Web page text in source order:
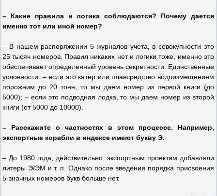
– Какие правила и логика соблюдаются? Почему дается
именно тот или иной номер?
– В нашем распоряжении 5 журналов учета, в совокупности это
25 тысяч номеров. Правил никаких нет и логики тоже, именно это
обеспечивает определенный уровень секретности. Единственные
условности: – если это катер или плавсредство водоизмещением
порожним до 20 тонн, то мы даем номер из первой книги (до
5000); – если это подводная лодка, то мы даем номер из второй
книги (от 5000 до 10000).
– Расскажите о частностях в этом процессе. Например,
экспортные корабли в индексе имеют букву Э.
– До 1980 года, действительно, экспортным проектам добавляли
литеры Э/ЭМ и т. п. Однако после введения порядка присвоения
5‑значных номеров букв больше нет.